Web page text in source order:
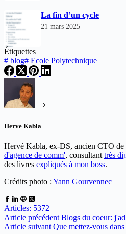
La fin d’un cycle
21 mars 2025
Étiquettes
# blog# Ecole Polytechnique
Herve Kabla
Hervé Kabla, ex-DS, ancien CTO de
d'agence de comm', consultant très
des livres expliqués à mon boss.
Crédits photo : Yann Gourvennec
Articles: 5372
Article précédent Blogs du coeur:
Article suivant Que mettez-vous